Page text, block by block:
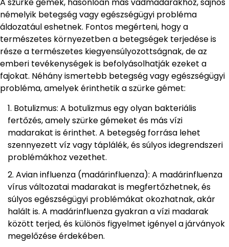
A szürke gémek, hasonlóan más vadmadarakhoz, sajnos
némelyik betegség vagy egészségügyi probléma
áldozatául eshetnek. Fontos megérteni, hogy a
természetes környezetben a betegségek terjedése is
része a természetes kiegyensúlyozottságnak, de az
emberi tevékenységek is befolyásolhatják ezeket a
fajokat. Néhány ismertebb betegség vagy egészségügyi
probléma, amelyek érinthetik a szürke gémet:
Botulizmus: A botulizmus egy olyan bakteriális
fertőzés, amely szürke gémeket és más vízi
madarakat is érinthet. A betegség forrása lehet
szennyezett víz vagy táplálék, és súlyos idegrendszeri
problémákhoz vezethet.
Avian influenza (madárinfluenza): A madárinfluenza
vírus változatai madarakat is megfertőzhetnek, és
súlyos egészségügyi problémákat okozhatnak, akár
halált is. A madárinfluenza gyakran a vízi madarak
között terjed, és különös figyelmet igényel a járványok
megelőzése érdekében.